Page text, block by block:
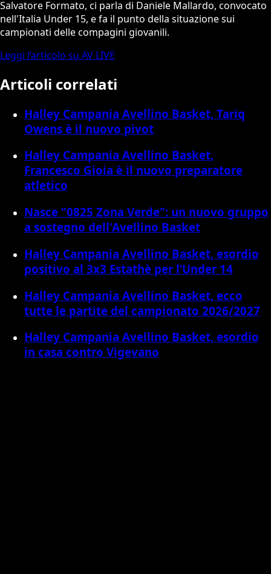
Salvatore Formato, ci parla di Daniele Mallardo, convocato
nell'Italia Under 15, e fa il punto della situazione sui
campionati delle compagini giovanili.
Leggi l’articolo su AV LIVE
Articoli correlati
Halley Campania Avellino Basket, Tariq
Owens è il nuovo pivot
Halley Campania Avellino Basket,
Francesco Gioia è il nuovo preparatore
atletico
Nasce "0825 Zona Verde": un nuovo gruppo
a sostegno dell'Avellino Basket
Halley Campania Avellino Basket, esordio
positivo al 3x3 Estathè per l’Under 14
Halley Campania Avellino Basket, ecco
tutte le partite del campionato 2026/2027
Halley Campania Avellino Basket, esordio
in casa contro Vigevano